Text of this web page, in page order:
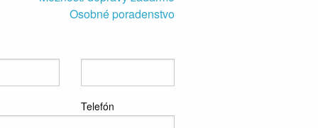
Osobné poradenstvo
Telefón